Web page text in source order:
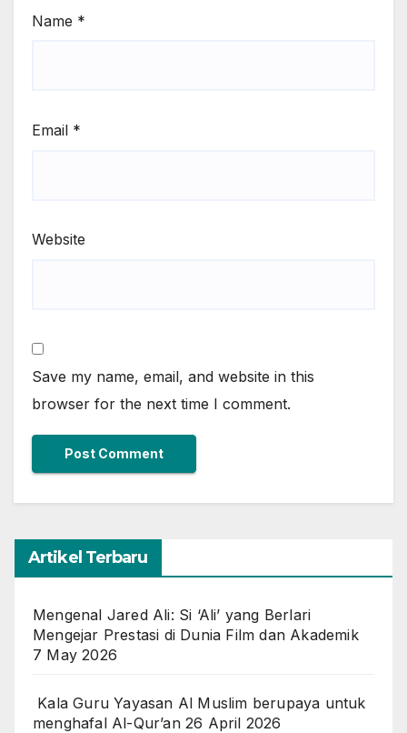
Name *
Email *
Website
Save my name, email, and website in this
browser for the next time I comment.
Artikel Terbaru
Mengenal Jared Ali: Si ‘Ali’ yang Berlari
Mengejar Prestasi di Dunia Film dan Akademik
7 May 2026
Kala Guru Yayasan Al Muslim berupaya untuk
menghafal Al-Qur’an 26 April 2026